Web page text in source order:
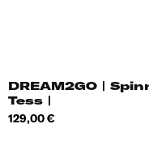
DREAM2GO |
Tess |
Hind
129,00 €